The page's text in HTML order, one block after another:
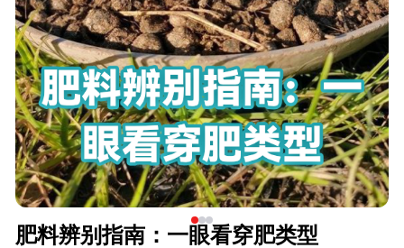
肥料辨别指南：一眼看穿肥类型